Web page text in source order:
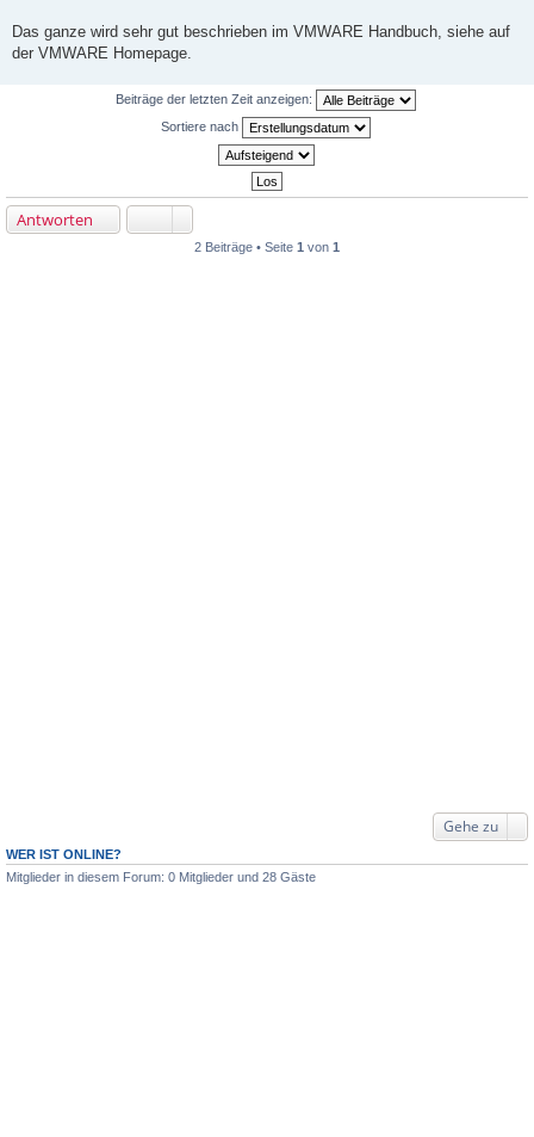
Das ganze wird sehr gut beschrieben im VMWARE Handbuch, siehe auf
der VMWARE Homepage.
Beiträge der letzten Zeit anzeigen:
Sortiere nach
Antworten
2 Beiträge • Seite 1 von 1
Gehe zu
WER IST ONLINE?
Mitglieder in diesem Forum: 0 Mitglieder und 28 Gäste